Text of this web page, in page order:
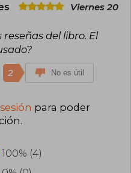
Viernes 20
del libro. El
2 No es útil
para poder
.
100% (4)